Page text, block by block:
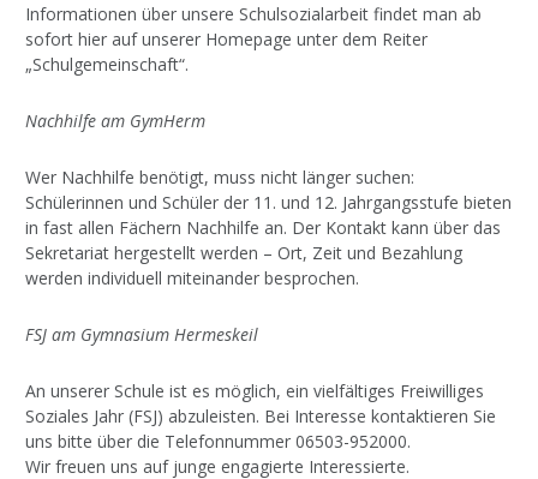
Informationen über unsere Schulsozialarbeit findet man ab
sofort hier auf unserer Homepage unter dem Reiter
„Schulgemeinschaft“.
Nachhilfe am GymHerm
Wer Nachhilfe benötigt, muss nicht länger suchen:
Schülerinnen und Schüler der 11. und 12. Jahrgangsstufe bieten
in fast allen Fächern Nachhilfe an. Der Kontakt kann über das
Sekretariat hergestellt werden – Ort, Zeit und Bezahlung
werden individuell miteinander besprochen.
FSJ am Gymnasium Hermeskeil
An unserer Schule ist es möglich, ein vielfältiges Freiwilliges
Soziales Jahr (FSJ) abzuleisten. Bei Interesse kontaktieren Sie
uns bitte über die Telefonnummer 06503-952000.
Wir freuen uns auf junge engagierte Interessierte.